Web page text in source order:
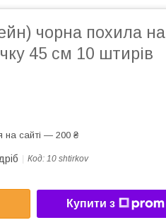
чорна похила на
45 см 10 штирів
на сайті — 200 ₴
Код: 10 shtirkov
Купити з